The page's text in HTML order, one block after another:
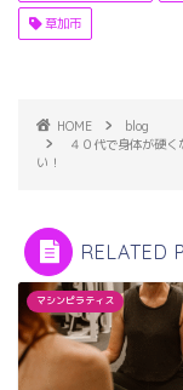
草加市
HOME
blog
４０代で身体が硬
い！
RELATED
マシンピラティス